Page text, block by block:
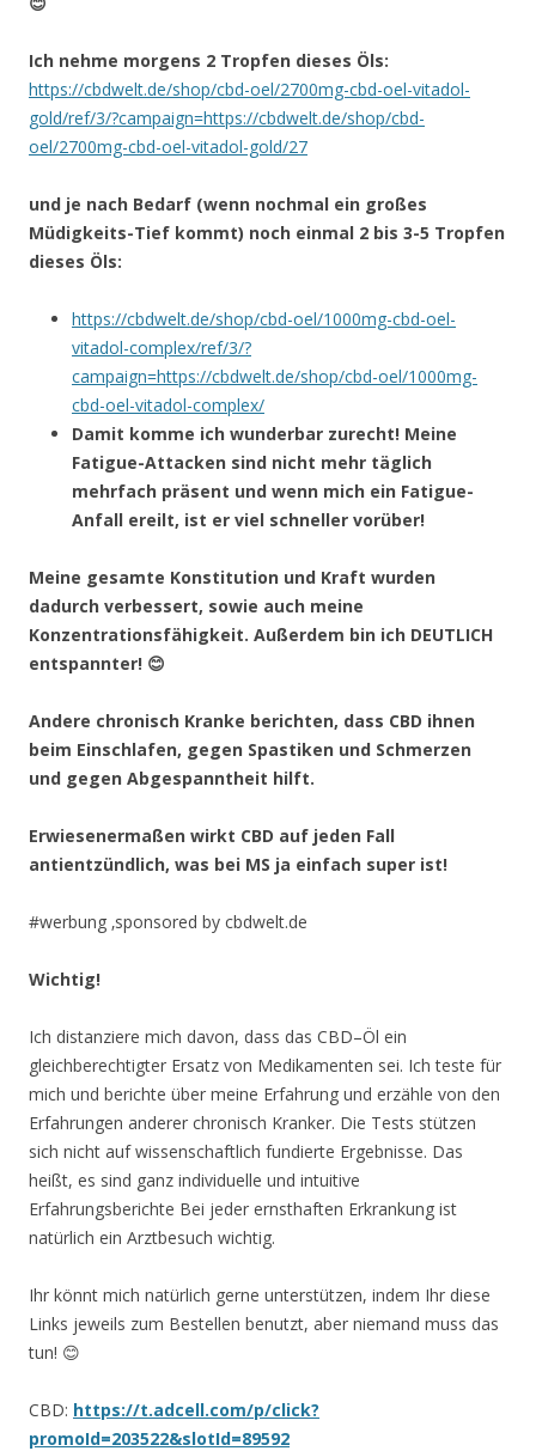
Ich nehme morgens 2 Tropfen dieses Öls:
https://cbdwelt.de/shop/cbd-oel/2700mg-cbd-oel-vitadol-
gold/ref/3/?campaign=https://cbdwelt.de/shop/cbd-
oel/2700mg-cbd-oel-vitadol-gold/27
und je nach Bedarf (wenn nochmal ein großes
Müdigkeits-Tief kommt) noch einmal 2 bis 3-5 Tropfen
dieses Öls:
https://cbdwelt.de/shop/cbd-oel/1000mg-cbd-oel-
vitadol-complex/ref/3/?
campaign=https://cbdwelt.de/shop/cbd-oel/1000mg-
cbd-oel-vitadol-complex/
Damit komme ich wunderbar zurecht! Meine
Fatigue-Attacken sind nicht mehr täglich
mehrfach präsent und wenn mich ein Fatigue-
Anfall ereilt, ist er viel schneller vorüber!
Meine gesamte Konstitution und Kraft wurden
dadurch verbessert, sowie auch meine
Konzentrationsfähigkeit. Außerdem bin ich DEUTLICH
entspannter! 😊
Andere chronisch Kranke berichten, dass CBD ihnen
beim Einschlafen, gegen Spastiken und Schmerzen
und gegen Abgespanntheit hilft.
Erwiesenermaßen wirkt CBD auf jeden Fall
antientzündlich, was bei MS ja einfach super ist!
#werbung ‚sponsored by cbdwelt.de
Wichtig!
Ich distanziere mich davon, dass das CBD–Öl ein
gleichberechtigter Ersatz von Medikamenten sei. Ich teste für
mich und berichte über meine Erfahrung und erzähle von den
Erfahrungen anderer chronisch Kranker. Die Tests stützen
sich nicht auf wissenschaftlich fundierte Ergebnisse. Das
heißt, es sind ganz individuelle und intuitive
Erfahrungsberichte Bei jeder ernsthaften Erkrankung ist
natürlich ein Arztbesuch wichtig.
Ihr könnt mich natürlich gerne unterstützen, indem Ihr diese
Links jeweils zum Bestellen benutzt, aber niemand muss das
tun! 😊
CBD: https://t.adcell.com/p/click?
promoId=203522&slotId=89592